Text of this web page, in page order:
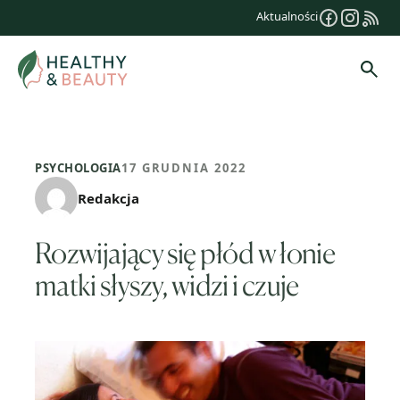
treści
Aktualności
PSYCHOLOGIA17 GRUDNIA 2022
Redakcja
Rozwijający się płód w łonie
matki słyszy, widzi i czuje